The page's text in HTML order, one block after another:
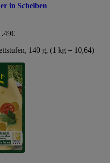
in Scheiben
140 g, (1 kg = 10,64)